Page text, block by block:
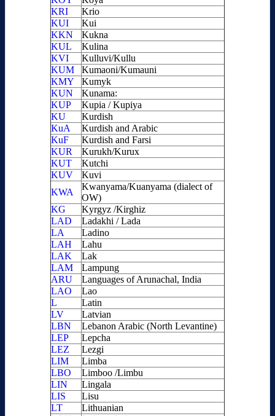
KRI
Krio
KUI
Kui
KKN
Kukna
KUL
Kulina
KVI
Kulluvi/Kullu
KUM
Kumaoni/Kumauni
KMY
Kumyk
KUN
Kunama:
KUP
Kupia / Kupiya
KU
Kurdish
KuA
Kurdish and Arabic
KuF
Kurdish and Farsi
KUR
Kurukh/Kurux
KUT
Kutchi
KUV
Kuvi
KWA
Kwanyama/Kuanyama (dialect of
OW)
KG
Kyrgyz /Kirghiz
LAD
Ladakhi / Lada
LA
Ladino
LAH
Lahu
LAK
Lak
LAM
Lampung
ARU
Languages of Arunachal, India
LAO
Lao
L
Latin
LV
Latvian
LBN
Lebanon Arabic (North Levantine)
LEP
Lepcha
LEZ
Lezgi
LIM
Limba
LBO
Limboo /Limbu
LIN
Lingala
LIS
Lisu
LT
Lithuanian